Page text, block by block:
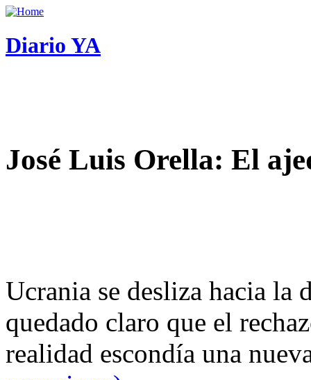
Diario YA
José Luis Orella: El
Ucrania se desliza hacia
quedado claro que el
realidad escondía una